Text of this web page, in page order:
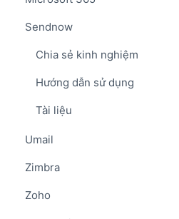
Sendnow
Chia sẻ kinh nghiệm
Hướng dẫn sử dụng
Tài liệu
Umail
Zimbra
Zoho